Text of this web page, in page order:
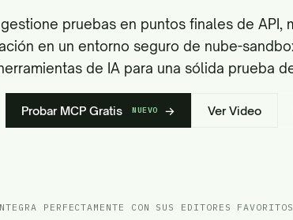
pruebas en puntos finales de API,
en un entorno seguro de nube-
de IA para una sólida prueba
Probar MCP Gratis NUEVO → Ver Video
PERFECTAMENTE CON SUS EDITORES